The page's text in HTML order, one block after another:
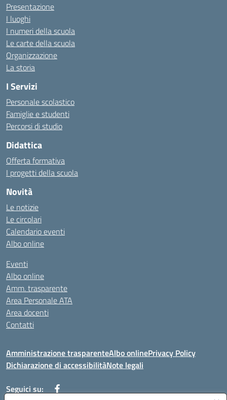
Presentazione
I luoghi
I numeri della scuola
Le carte della scuola
Organizzazione
La storia
I Servizi
Personale scolastico
Famiglie e studenti
Percorsi di studio
Didattica
Offerta formativa
I progetti della scuola
Novità
Le notizie
Le circolari
Calendario eventi
Albo online
Eventi
Albo online
Amm. trasparente
Area Personale ATA
Area docenti
Contatti
Amministrazione trasparenteAlbo onlinePrivacy Policy
Dichiarazione di accessibilitàNote legali
Seguici su: